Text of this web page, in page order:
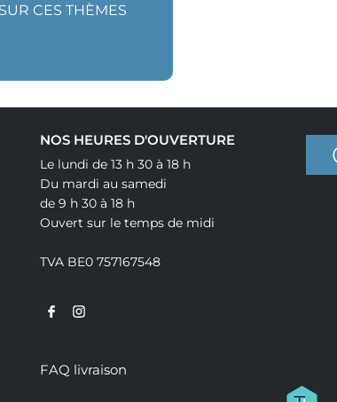
CES THÈMES
NOS HEURES D'OUVERTURE
Le lundi de 13 h 30 à 18 h
Du mardi au samedi
de 9 h 30 à 18 h
Ouvert sur le temps de midi
TVA BE0 757167548
FAQ livraison